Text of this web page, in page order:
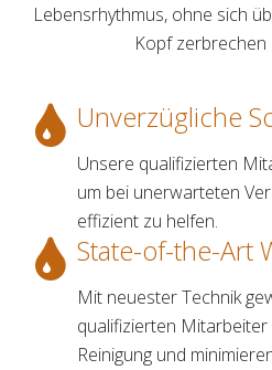
Lebensrhythmus, ohne sich
Kopf zerbrechen
Unverzügliche
Unsere qualifizierten
um bei unerwarteten
effizient zu helfen.
State-of-the-Art
Mit neuester Technik
qualifizierten
Reinigung und